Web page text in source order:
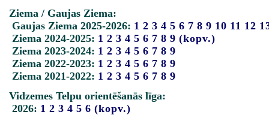
Ziema / Gaujas Ziema:
Gaujas Ziema 2025-2026: 1 2 3 4 5 6 7 8 9 10 11 12
Ziema 2024-2025: 1 2 3 4 5 6 7 8 9 (kopv.)
Ziema 2023-2024: 1 2 3 4 5 6 7 8 9
Ziema 2022-2023: 1 2 3 4 5 6 7 8 9
Ziema 2021-2022: 1 2 3 4 5 6 7 8 9
Vidzemes Telpu orientēšanās līga:
2026: 1 2 3 4 5 6 (kopv.)